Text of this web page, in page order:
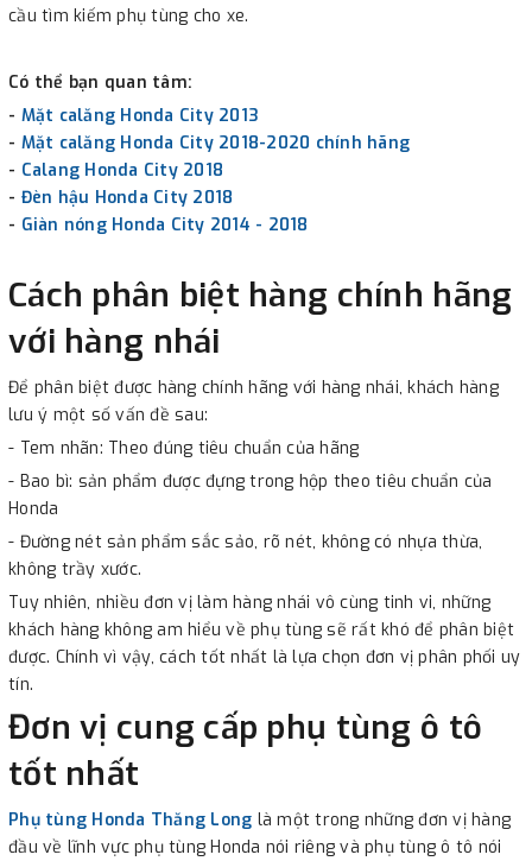
cầu tìm kiếm phụ tùng cho xe.
Có thể bạn quan tâm:
- Mặt calăng Honda City 2013
- Mặt calăng Honda City 2018-2020 chính hãng
- Calang Honda City 2018
- Đèn hậu Honda City 2018
- Giàn nóng Honda City 2014 - 2018
Cách phân biệt hàng chính hãng
với hàng nhái
Để phân biệt được hàng chính hãng với hàng nhái, khách hàng
lưu ý một số vấn đề sau:
- Tem nhãn: Theo đúng tiêu chuẩn của hãng
- Bao bì: sản phẩm được đựng trong hộp theo tiêu chuẩn của
Honda
- Đường nét sản phẩm sắc sảo, rõ nét, không có nhựa thừa,
không trầy xước.
Tuy nhiên, nhiều đơn vị làm hàng nhái vô cùng tinh vi, những
khách hàng không am hiểu về phụ tùng sẽ rất khó để phân biệt
được. Chính vì vậy, cách tốt nhất là lựa chọn đơn vị phân phối uy
tín.
Đơn vị cung cấp phụ tùng ô tô
tốt nhất
Phụ tùng Honda Thăng Long là một trong những đơn vị hàng
đầu về lĩnh vực phụ tùng Honda nói riêng và phụ tùng ô tô nói